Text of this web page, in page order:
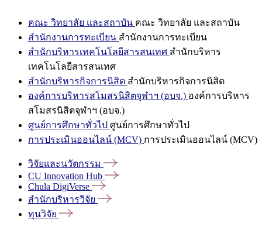
คณะ วิทยาลัย และสถาบัน คณะ วิทยาลัย และสถาบัน
สำนักงานการทะเบียน สำนักงานการทะเบียน
สำนักบริหารเทคโนโลยีสารสนเทศ สำนักบริหาร
เทคโนโลยีสารสนเทศ
สำนักบริหารกิจการนิสิต สำนักบริหารกิจการนิสิต
องค์การบริหารสโมสรนิสิตจุฬาฯ (อบจ.) องค์การบริหาร
สโมสรนิสิตจุฬาฯ (อบจ.)
ศูนย์การศึกษาทั่วไป ศูนย์การศึกษาทั่วไป
การประเมินออนไลน์ (MCV) การประเมินออนไลน์ (MCV)
วิจัยและนวัตกรรม
CU Innovation Hub
Chula DigiVerse
สำนักบริหารวิจัย
ทุนวิจัย